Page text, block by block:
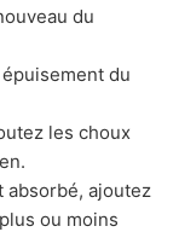
du
du
les choux
absorbé, ajoutez
ou moins